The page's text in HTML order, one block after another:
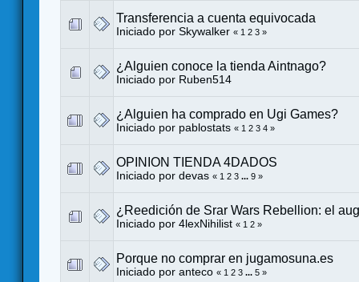
Transferencia a cuenta equivocada
Iniciado por Skywalker « 1 2 3 »
¿Alguien conoce la tienda Aintnago?
Iniciado por Ruben514
¿Alguien ha comprado en Ugi Games?
Iniciado por pablostats « 1 2 3 4 »
OPINION TIENDA 4DADOS
Iniciado por devas « 1 2 3 ... 9 »
¿Reedición de Srar Wars Rebellion: el
Iniciado por 4lexNihilist « 1 2 »
Porque no comprar en jugamosuna.es
Iniciado por anteco « 1 2 3 ... 5 »